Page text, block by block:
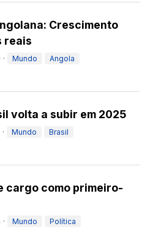
Crescimento
reais
· Mundo Angola
volta a subir em 2025
· Mundo Brasil
cargo como primeiro-
· Mundo Política